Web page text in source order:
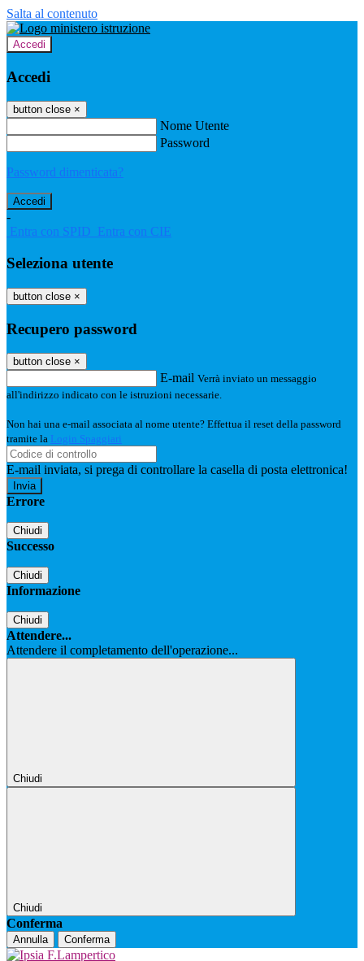
Salta al contenuto
Accedi
Accedi
button close ×
Nome Utente
Password
Password dimenticata?
-
Entra con SPID Entra con CIE
Seleziona utente
button close ×
Recupero password
button close ×
E-mail Verrà inviato un messaggio
all'indirizzo indicato con le istruzioni necessarie.
Non hai una e-mail associata al nome utente? Effettua il reset della password
tramite la Login Spaggiari
E-mail inviata, si prega di controllare la casella di posta elettronica!
Errore
Chiudi
Successo
Chiudi
Informazione
Chiudi
Attendere...
Attendere il completamento dell'operazione...
Chiudi
Chiudi
Conferma
Annulla Conferma